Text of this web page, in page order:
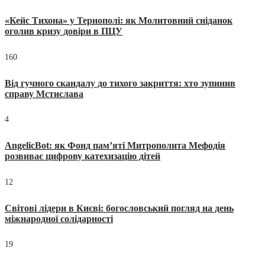
«Кейс Тихона» у Тернополі: як Молитовний сніданок
оголив кризу довіри в ПЦУ
160
Від гучного скандалу до тихого закриття: хто зупинив
справу Мстислава
4
AngelicBot: як Фонд пам’яті Митрополита Мефодія
розвиває цифрову катехизацію дітей
12
Світові лідери в Києві: богословський погляд на день
міжнародної солідарності
19